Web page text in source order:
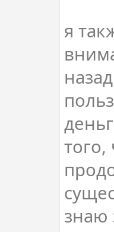
я
того,
знаю